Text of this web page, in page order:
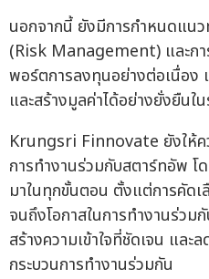
นอกจากนี้ ยังมีการกำหนดแนว
(Risk Management) และก
พอร์ตการลงทุนอย่างต่อเนื่อง
และสร้างมูลค่าได้อย่างยั่งยืนใน
Krungsri Finnovate ยังให้ค
การทำงานร่วมกับสตาร์ทอัพ โ
มาในทุกขั้นตอน ตั้งแต่การคัดเ
จนถึงโอกาสในการทำงานร่วม
สร้างความเข้าใจที่ชัดเจน และ
กระบวนการทำงานร่วมกัน